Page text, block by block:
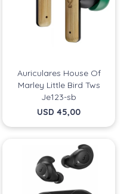
Auriculares House Of
Marley Little Bird Tws
Je123-sb
USD 45,00